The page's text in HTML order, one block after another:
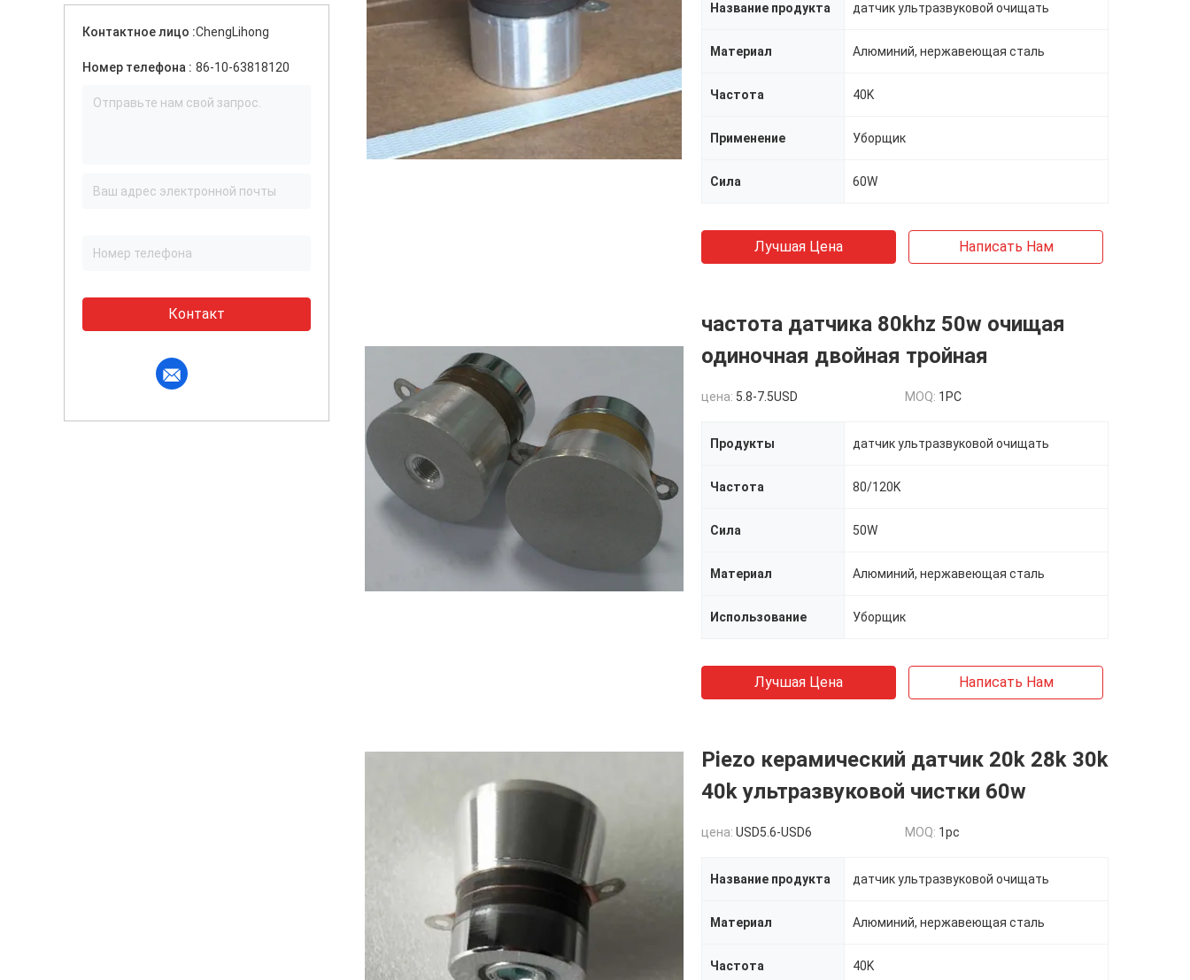
Контактное лицо :ChengLihong
Номер телефона : 86-10-63818120
Контакт
Название продукта датчик ультразвуковой очищать
Материал Алюминий, нержавеющая сталь
Частота 40K
Применение Уборщик
Сила 60W
Лучшая Цена Написать Нам
частота датчика 80khz 50w очищая
одиночная двойная тройная
цена: 5.8-7.5USD MOQ: 1PC
Продукты датчик ультразвуковой очищать
Частота 80/120K
Сила 50W
Материал Алюминий, нержавеющая сталь
Использование Уборщик
Лучшая Цена Написать Нам
Piezo керамический датчик 20k 28k 30k
40k ультразвуковой чистки 60w
цена: USD5.6-USD6 MOQ: 1pc
Название продукта датчик ультразвуковой очищать
Материал Алюминий, нержавеющая сталь
Частота 40K